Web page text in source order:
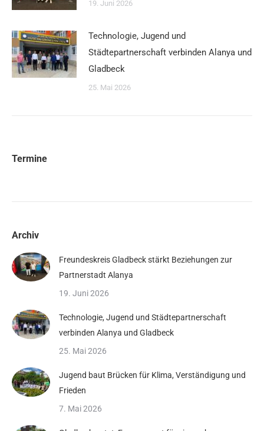
19. Juni 2026
Technologie, Jugend und
Städtepartnerschaft verbinden Alanya und
Gladbeck
25. Mai 2026
Termine
Archiv
Freundeskreis Gladbeck stärkt Beziehungen zur
Partnerstadt Alanya
19. Juni 2026
Technologie, Jugend und Städtepartnerschaft
verbinden Alanya und Gladbeck
25. Mai 2026
Jugend baut Brücken für Klima, Verständigung und
Frieden
7. Mai 2026